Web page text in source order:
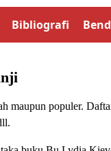
Bibliografi
maupun populer.